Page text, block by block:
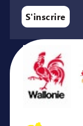
S'inscrire
Avec le soutien de ...